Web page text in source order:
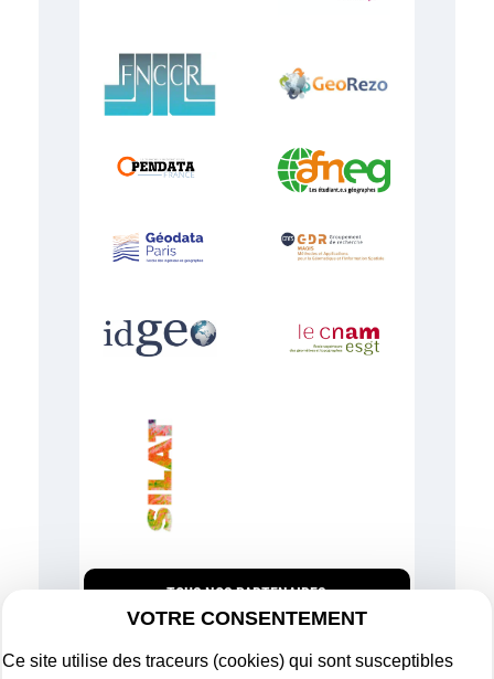
TOUS NOS PARTENAIRES
VOTRE CONSENTEMENT
Ce site utilise des traceurs (cookies) qui sont susceptibles